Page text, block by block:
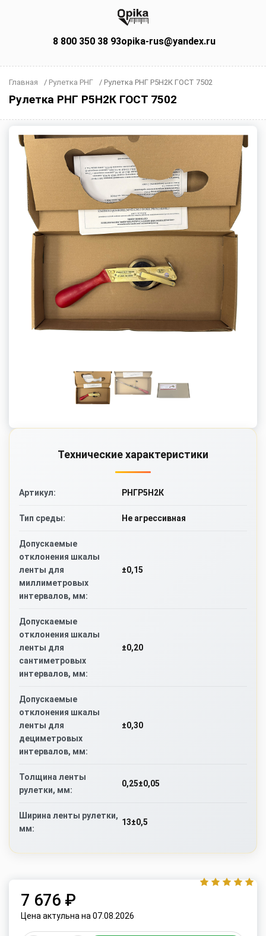
8 800 350 38 93opika-rus@yandex.ru
Главная / Рулетка РНГ / Рулетка РНГ Р5Н2К ГОСТ 7502
Рулетка РНГ Р5Н2К ГОСТ 7502
Технические характеристики
Артикул: РНГР5Н2К
Тип среды: Не агрессивная
Допускаемые
отклонения шкалы
ленты для
миллиметровых
интервалов, мм:
±0,15
Допускаемые
отклонения шкалы
ленты для
сантиметровых
интервалов, мм:
±0,20
Допускаемые
отклонения шкалы
ленты для
дециметровых
интервалов, мм:
±0,30
Толщина ленты
рулетки, мм:
0,25±0,05
Ширина ленты рулетки,
мм:
13±0,5
7 676 ₽
Цена актульна на 07.08.2026